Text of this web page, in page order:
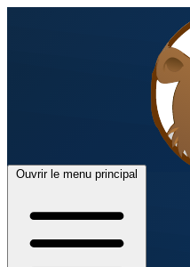
Ouvrir le menu principal